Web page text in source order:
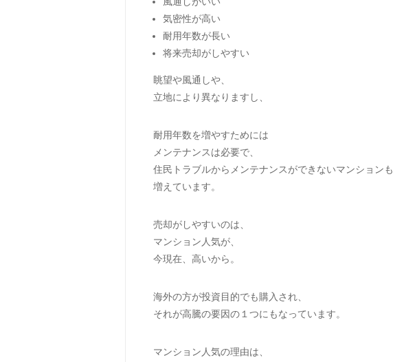
気密性が高い
耐用年数が長い
将来売却がしやすい
眺望や風通しや、
立地により異なりますし、
耐用年数を増やすためには
メンテナンスは必要で、
住民トラブルからメンテナンスができないマンションも
増えています。
売却がしやすいのは、
マンション人気が、
今現在、高いから。
海外の方が投資目的でも購入され、
それが高騰の要因の１つにもなっています。
マンション人気の理由は、